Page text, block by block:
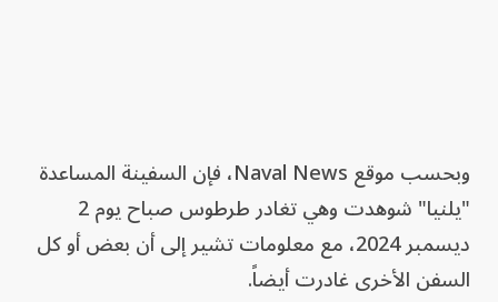
وبحسب موقع Naval News، فإن السفينة المساعدة
"يلنيا" شوهدت وهي تغادر طرطوس صباح يوم 2
ديسمبر 2024، مع معلومات تشير إلى أن بعض أو كل
السفن الأخرى غادرت أيضاً.